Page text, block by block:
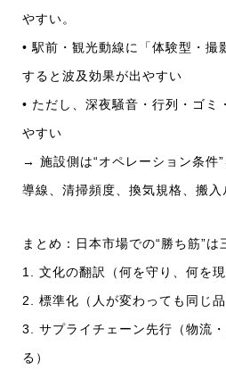
やすい。
• 駅前・観光動線に「体験型・撮
すると波及効果が出やすい
• ただし、深夜騒音・行列・ゴミ
やすい
→ 施設側は“オペレーション条件
導線、清掃頻度、換気規格、搬入
まとめ：日本市場での“勝ち筋”は
1. 文化の翻訳（何を守り、何を現
2. 標準化（人が変わっても同じ品
3. サプライチェーン先行（物流
る）